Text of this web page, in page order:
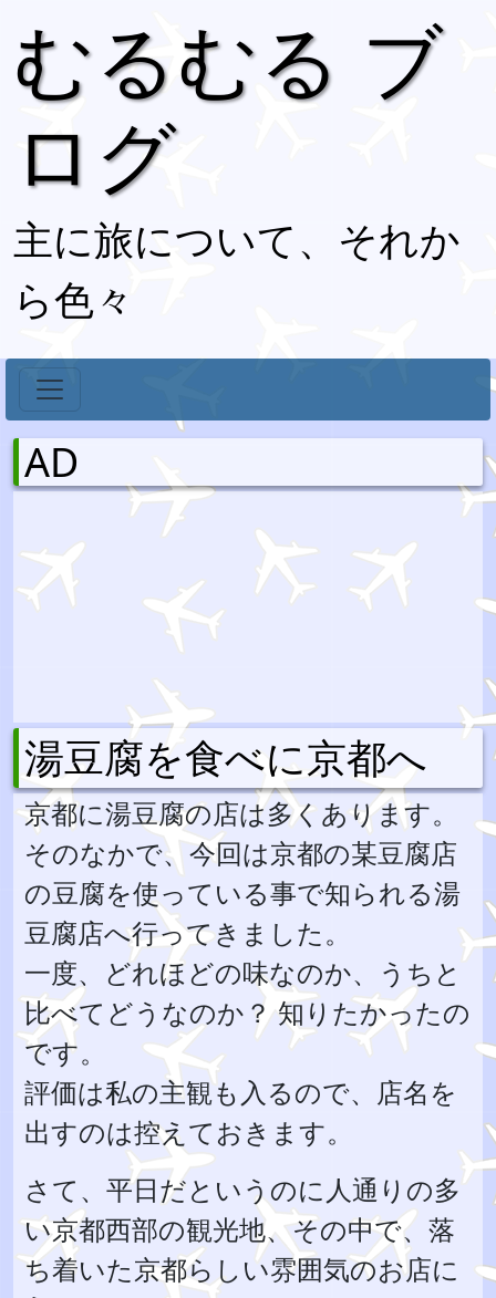
むるむる ブ
ログ
主に旅について、それか
ら色々
AD
湯豆腐を食べに京都へ
京都に湯豆腐の店は多くあります。
そのなかで、今回は京都の某豆腐店
の豆腐を使っている事で知られる湯
豆腐店へ行ってきました。
一度、どれほどの味なのか、うちと
比べてどうなのか？ 知りたかったの
です。
評価は私の主観も入るので、店名を
出すのは控えておきます。
さて、平日だというのに人通りの多
い京都西部の観光地、その中で、落
ち着いた京都らしい雰囲気のお店に